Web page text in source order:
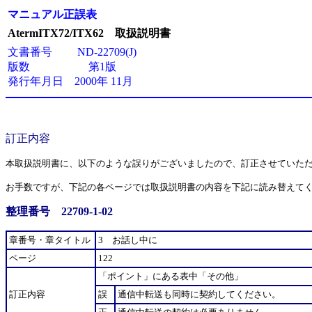
マニュアル正誤表
AtermITX72/ITX62 取扱説明書
文書番号 ND-22709(J)
版数 第1版
発行年月日 2000年 11月
訂正内容
本取扱説明書に、以下のような誤りがございましたので、訂正させていただ
お手数ですが、下記の各ページでは取扱説明書の内容を下記に読み替えてく
整理番号 22709-1-02
章番号・章タイトル
3 お話し中に
ページ
122
訂正内容
「ポイント」にある表中「その他」
誤
通信中転送も同時に契約してください。